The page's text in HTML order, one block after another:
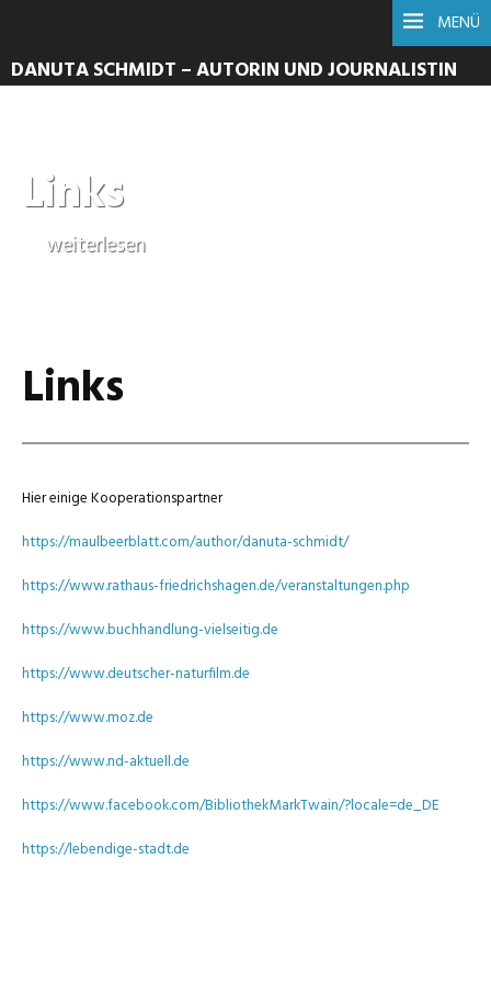
MENÜ
DANUTA SCHMIDT – AUTORIN UND JOURNALISTIN
Links
weiterlesen
Links
Hier einige Kooperationspartner
https://maulbeerblatt.com/author/danuta-schmidt/
https://www.rathaus-friedrichshagen.de/veranstaltungen.php
https://www.buchhandlung-vielseitig.de
https://www.deutscher-naturfilm.de
https://www.moz.de
https://www.nd-aktuell.de
https://www.facebook.com/BibliothekMarkTwain/?locale=de_DE
https://lebendige-stadt.de